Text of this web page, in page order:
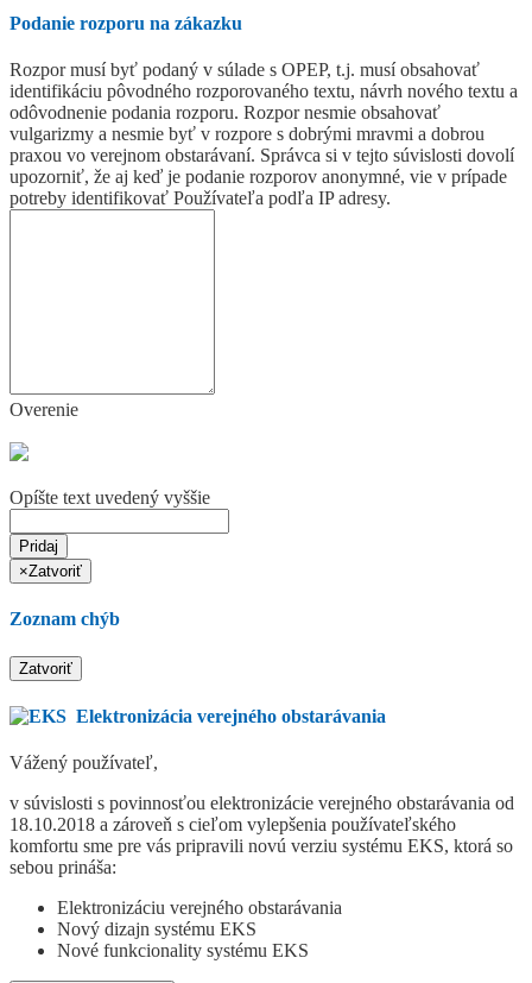
Podanie rozporu na zákazku
Rozpor musí byť podaný v súlade s OPEP, t.j. musí obsahovať
identifikáciu pôvodného rozporovaného textu, návrh nového textu a
odôvodnenie podania rozporu. Rozpor nesmie obsahovať
vulgarizmy a nesmie byť v rozpore s dobrými mravmi a dobrou
praxou vo verejnom obstarávaní. Správca si v tejto súvislosti dovolí
upozorniť, že aj keď je podanie rozporov anonymné, vie v prípade
potreby identifikovať Používateľa podľa IP adresy.
Overenie
Opíšte text uvedený vyššie
Pridaj
×Zatvoriť
Zoznam chýb
Zatvoriť
Elektronizácia verejného obstarávania
Vážený používateľ,
v súvislosti s povinnosťou elektronizácie verejného obstarávania od
18.10.2018 a zároveň s cieľom vylepšenia používateľského
komfortu sme pre vás pripravili novú verziu systému EKS, ktorá so
sebou prináša:
Elektronizáciu verejného obstarávania
Nový dizajn systému EKS
Nové funkcionality systému EKS